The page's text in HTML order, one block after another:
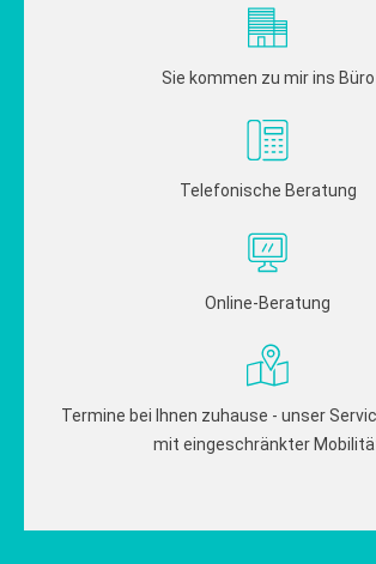
Sie kommen zu mir ins Büro
Telefonische Beratung
Online-Beratung
Termine bei Ihnen zuhause - unser
mit eingeschränkter